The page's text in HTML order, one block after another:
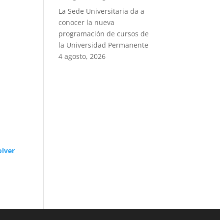
La Sede Universitaria da a
conocer la nueva
programación de cursos de
la Universidad Permanente
4 agosto, 2026